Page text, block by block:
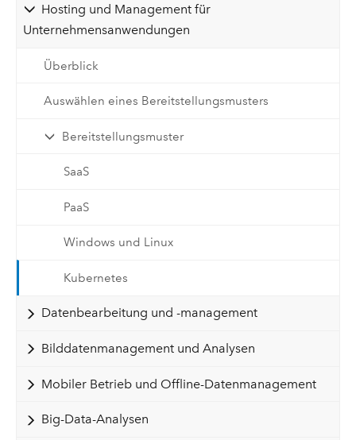
Hosting und Management für
Unternehmensanwendungen
Überblick
Auswählen eines Bereitstellungsmusters
Bereitstellungsmuster
SaaS
PaaS
Windows und Linux
Kubernetes
Datenbearbeitung und -management
Bilddatenmanagement und Analysen
Mobiler Betrieb und Offline-Datenmanagement
Big-Data-Analysen